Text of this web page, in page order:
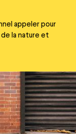
appeler pour
la nature et